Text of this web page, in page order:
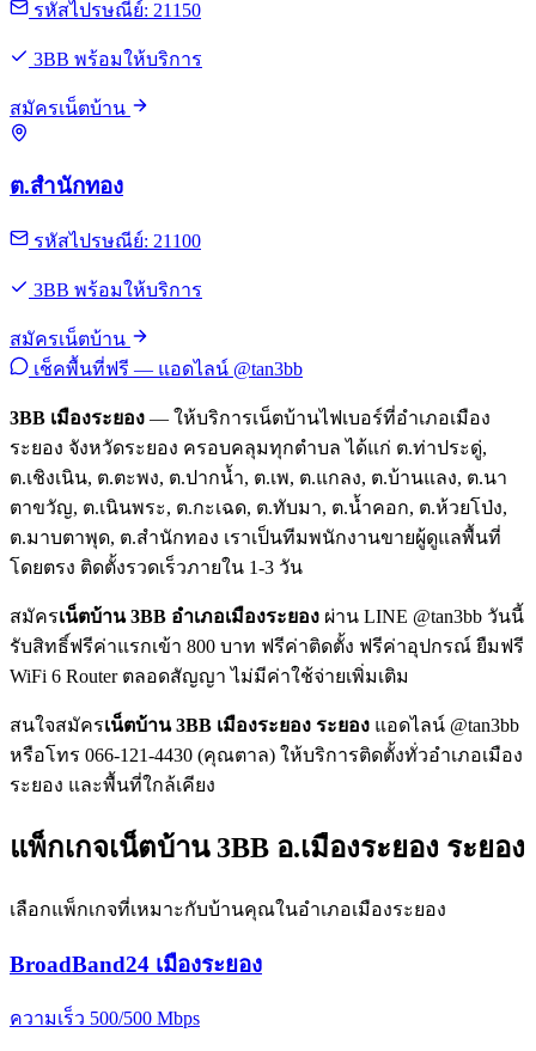
รหัสไปรษณีย์: 21150
3BB พร้อมให้บริการ
สมัครเน็ตบ้าน
ต.สำนักทอง
รหัสไปรษณีย์: 21100
3BB พร้อมให้บริการ
สมัครเน็ตบ้าน
เช็คพื้นที่ฟรี — แอดไลน์ @tan3bb
3BB เมืองระยอง — ให้บริการเน็ตบ้านไฟเบอร์ที่อำเภอเมือง
ระยอง จังหวัดระยอง ครอบคลุมทุกตำบล ได้แก่ ต.ท่าประดู่,
ต.เชิงเนิน, ต.ตะพง, ต.ปากน้ำ, ต.เพ, ต.แกลง, ต.บ้านแลง, ต.นา
ตาขวัญ, ต.เนินพระ, ต.กะเฉด, ต.ทับมา, ต.น้ำคอก, ต.ห้วยโป่ง,
ต.มาบตาพุด, ต.สำนักทอง เราเป็นทีมพนักงานขายผู้ดูแลพื้นที่
โดยตรง ติดตั้งรวดเร็วภายใน 1-3 วัน
สมัครเน็ตบ้าน 3BB อำเภอเมืองระยอง ผ่าน LINE @tan3bb วันนี้
รับสิทธิ์ฟรีค่าแรกเข้า 800 บาท ฟรีค่าติดตั้ง ฟรีค่าอุปกรณ์ ยืมฟรี
WiFi 6 Router ตลอดสัญญา ไม่มีค่าใช้จ่ายเพิ่มเติม
สนใจสมัครเน็ตบ้าน 3BB เมืองระยอง ระยอง แอดไลน์ @tan3bb
หรือโทร 066-121-4430 (คุณตาล) ให้บริการติดตั้งทั่วอำเภอเมือง
ระยอง และพื้นที่ใกล้เคียง
แพ็กเกจเน็ตบ้าน 3BB อ.เมืองระยอง ระยอง
เลือกแพ็กเกจที่เหมาะกับบ้านคุณในอำเภอเมืองระยอง
BroadBand24 เมืองระยอง
ความเร็ว 500/500 Mbps